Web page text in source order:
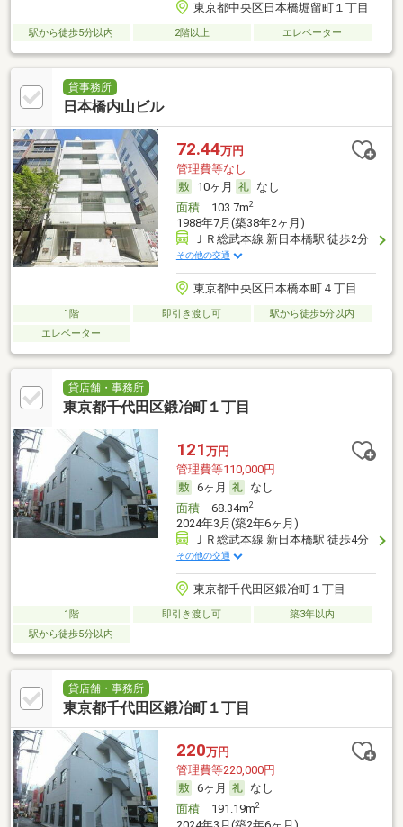
東京都中央区日本橋堀留町１丁目
駅から徒歩5分以内 2階以上 エレベーター
貸事務所
日本橋内山ビル
72.44万円
管理費等なし
10ヶ月
なし
面積103.7m2
1988年7月(築38年2ヶ月)
ＪＲ総武本線 新日本橋駅 徒歩2分
その他の交通
東京都中央区日本橋本町４丁目
1階 即引き渡し可
駅から徒歩5分以内
エレベーター
貸店舗・事務所
東京都千代田区鍛冶町１丁目
121 万円
管理費等110,000円
6ヶ月
なし
面積68.34m2
2024年3月(築2年6ヶ月)
ＪＲ総武本線 新日本橋駅 徒歩4分
その他の交通
東京都千代田区鍛冶町１丁目
1階 即引き渡し可
築3年以内
駅から徒歩5分以内
貸店舗・事務所
東京都千代田区鍛冶町１丁目
220万円
管理費等220,000円
6ヶ月
なし
面積191.19m2